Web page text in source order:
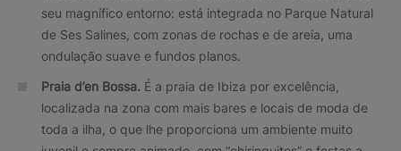
seu magnífico entorno: está integrada no Parque Natural
de Ses Salines, com zonas de rochas e de areia, uma
ondulação suave e fundos planos.
Praia d’en Bossa. É a praia de Ibiza por excelência,
localizada na zona com mais bares e locais de moda de
toda a ilha, o que lhe proporciona um ambiente muito